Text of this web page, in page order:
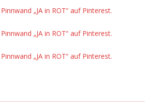
„JA in ROT“ auf Pinterest.
„JA in ROT“ auf Pinterest.
„JA in ROT“ auf Pinterest.